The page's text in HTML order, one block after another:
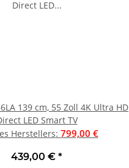
139 cm, 55 Zoll 4K Ultra HD
LED Smart TV
Herstellers: 799,00 €
439,00 € *